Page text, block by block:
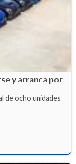
y arranca por
de ocho unidades